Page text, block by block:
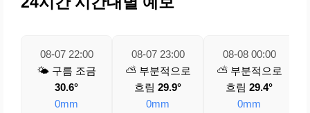
08-07 22:00
🌤️ 구름 조금
30.6°
0mm
08-07 23:00
⛅ 부분적으로
흐림 29.9°
0mm
08-08 00:00
⛅ 부분적으로
흐림 29.4°
0mm